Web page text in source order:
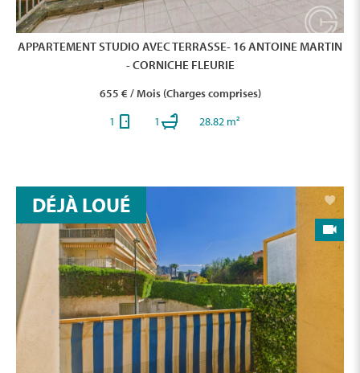
655 € / Mois (Charges comprises)
1
1 28.82 m²
APPARTEMENT STUDIO AVEC TERRASSE- 16 ANTOINE MARTIN
- CORNICHE FLEURIE
DÉJÀ LOUÉ